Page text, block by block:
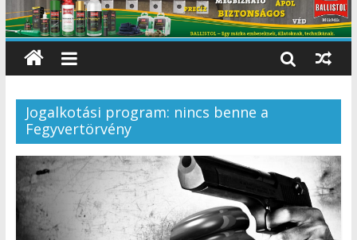
Jogalkotási program: nincs benne a
Fegyvertörvény